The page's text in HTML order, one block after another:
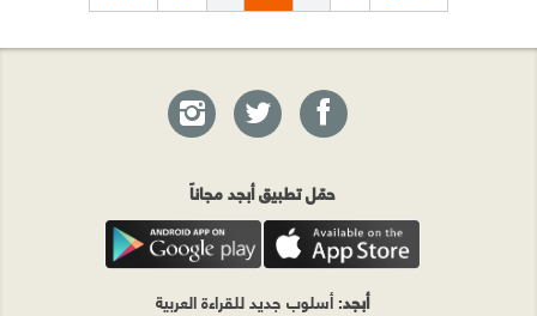
حمّل تطبيق أبجد مجاناً
أبجد: أسلوب جديد للقراءة العربية